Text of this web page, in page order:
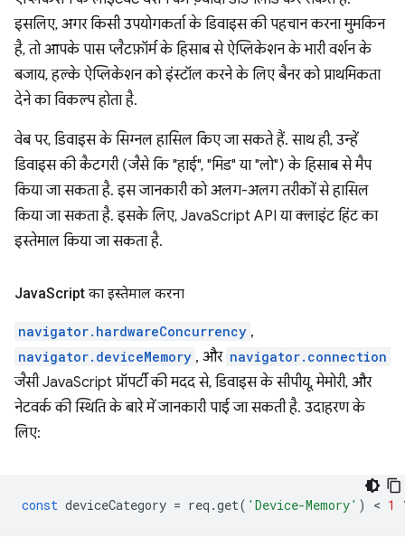
इसलिए, अगर किसी उपयोगकर्ता के डिवाइस की पहचान करना मुमकिन
है, तो आपके पास प्लैटफ़ॉर्म के हिसाब से ऐप्लिकेशन के भारी वर्शन के
बजाय, हल्के ऐप्लिकेशन को इंस्टॉल करने के लिए बैनर को प्राथमिकता
देने का विकल्प होता है.
वेब पर, डिवाइस के सिग्नल हासिल किए जा सकते हैं. साथ ही, उन्हें
डिवाइस की कैटगरी (जैसे कि "हाई", "मिड" या "लो") के हिसाब से मैप
किया जा सकता है. इस जानकारी को अलग-अलग तरीकों से हासिल
किया जा सकता है. इसके लिए, JavaScript API या क्लाइंट हिंट का
इस्तेमाल किया जा सकता है.
JavaScript का इस्तेमाल करना
navigator.hardwareConcurrency ,
navigator.deviceMemory , और navigator.connection
जैसी JavaScript प्रॉपर्टी की मदद से, डिवाइस के सीपीयू, मेमोरी, और
नेटवर्क की स्थिति के बारे में जानकारी पाई जा सकती है. उदाहरण के
लिए:
const deviceCategory = req .get( 'Device-Memory' ) < 1